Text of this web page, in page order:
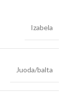
Izabela
Juoda/balta